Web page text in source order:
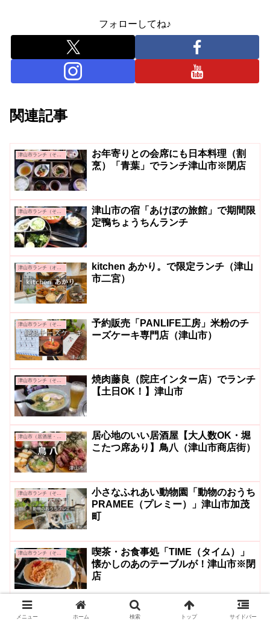
フォローしてね♪
関連記事
津山市ランチ（その他）
お年寄りとの会席にも日本料理（割
烹）「青葉」でランチ津山市※閉店
津山市の宿「あけぼの旅館」で期間限
定鴨ちょうちんランチ
津山市ランチ（オシャレ系・カフェ系）
kitchen あかり。で限定ランチ（津山
市二宮）
予約販売「PANLIFE工房」米粉のチ
ーズケーキ専門店（津山市）
津山市ランチ（その他）
焼肉藤良（院庄インター店）でランチ
【土日OK！】津山市
津山市（居酒屋・バー・ディナー）
居心地のいい居酒屋【大人数OK・堀
こたつ席あり】鳥八（津山市商店街）
小さなふれあい動物園「動物のおうち
PRAMEE（プレミー）」津山市加茂
町
津山市ランチ（その他）
喫茶・お食事処「TIME（タイム）」
懐かしのあのテーブルが！津山市※閉
店
メニュー ホーム 検索 トップ サイドバー